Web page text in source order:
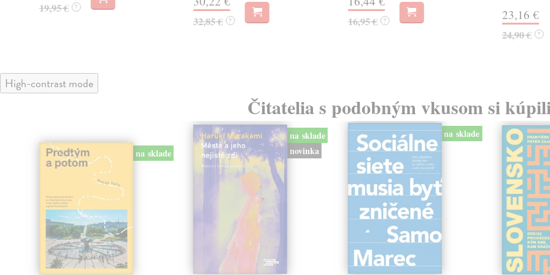
19,95 € ?
32,85 € ? 16,95 € ? 23,16 €
24,90 € ?
High-contrast mode
Čitatelia s podobným vkusom si
na sklade
na sklade
novinka
na sklade